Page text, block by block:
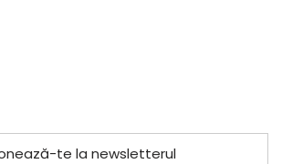
te la newsletterul